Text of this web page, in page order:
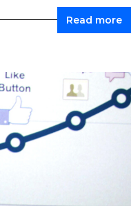
Read more